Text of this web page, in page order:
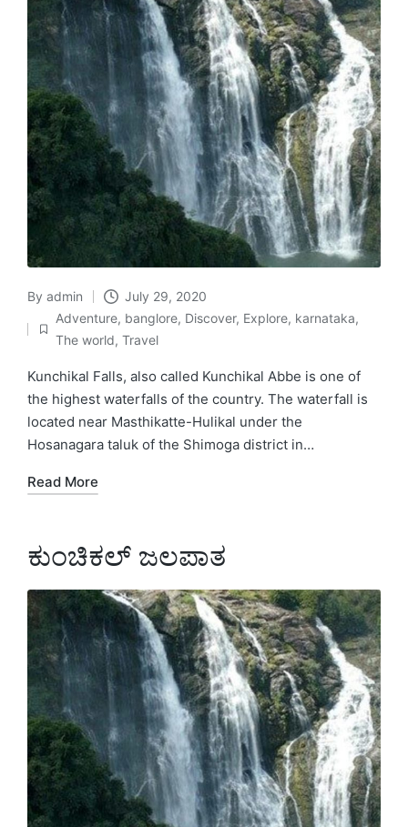
Posted
by
By admin July 29, 2020
Posted
Adventure, banglore, Discover, Explore, karnataka,
The world,Travel
Kunchikal Falls, also called Kunchikal Abbe is one of
the highest waterfalls of the country. The waterfall is
located near Masthikatte-Hulikal under the
Hosanagara taluk of the Shimoga district in…
Read More
ಕುಂಚಿಕಲ್ ಜಲಪಾತ